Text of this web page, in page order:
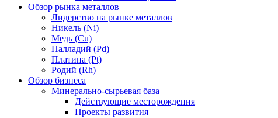
Обзор рынка металлов
Лидерство на рынке металлов
Никель (Ni)
Медь (Cu)
Палладий (Pd)
Платина (Pt)
Родий (Rh)
Обзор бизнеса
Минерально-сырьевая база
Действующие месторождения
Проекты развития